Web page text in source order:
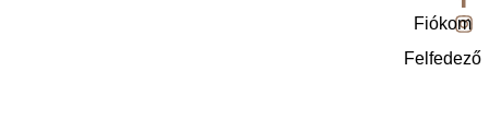
Fiókom
Felfedező